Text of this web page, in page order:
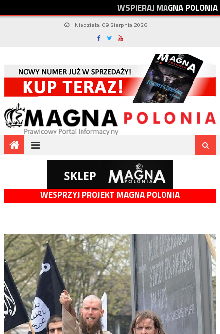
WSPIERAJMAGNAPOLONIA
Niedziela, 09 Sierpnia 2026
WESPRZYJ PROJEKT MAGNA POLONIA